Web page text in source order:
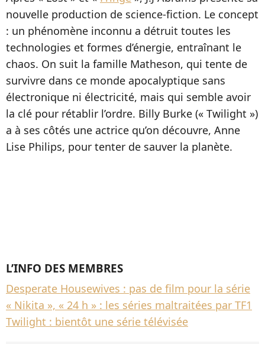
nouvelle production de science-fiction. Le concept
: un phénomène inconnu a détruit toutes les
technologies et formes d’énergie, entraînant le
chaos. On suit la famille Matheson, qui tente de
survivre dans ce monde apocalyptique sans
électronique ni électricité, mais qui semble avoir
la clé pour rétablir l’ordre. Billy Burke (« Twilight »)
a à ses côtés une actrice qu’on découvre, Anne
Lise Philips, pour tenter de sauver la planète.
L’INFO DES MEMBRES
Desperate Housewives : pas de film pour la série
« Nikita », « 24 h » : les séries maltraitées par TF1
Twilight : bientôt une série télévisée